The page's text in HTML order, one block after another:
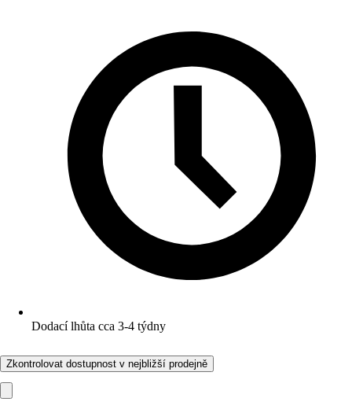
Dodací lhůta cca 3-4 týdny
Zkontrolovat dostupnost v nejbližší prodejně